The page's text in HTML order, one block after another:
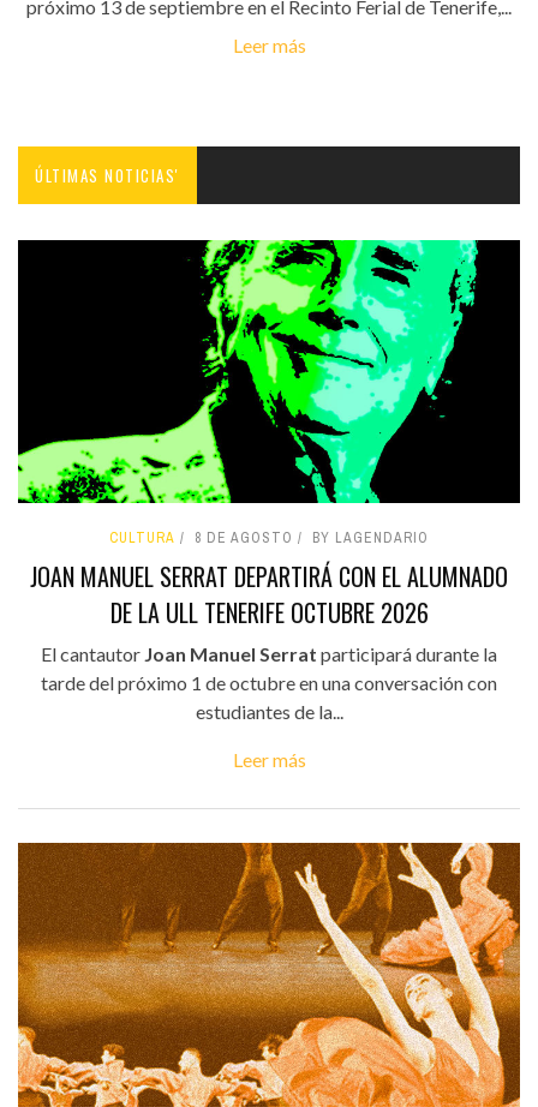
próximo 13 de septiembre en el Recinto Ferial de Tenerife,...
Leer más
ÚLTIMAS NOTICIAS'
CULTURA 8 DE AGOSTO BY LAGENDARIO
JOAN MANUEL SERRAT DEPARTIRÁ CON EL ALUMNADO
DE LA ULL TENERIFE OCTUBRE 2026
El cantautor Joan Manuel Serrat participará durante la
tarde del próximo 1 de octubre en una conversación con
estudiantes de la...
Leer más